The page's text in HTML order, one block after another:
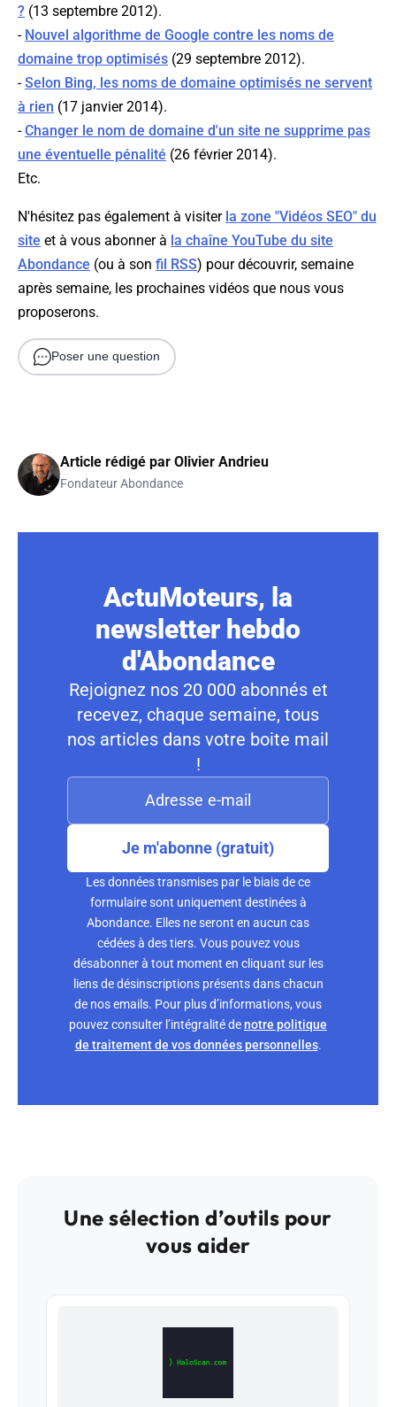
? (13 septembre 2012).
- Nouvel algorithme de Google contre les noms de
domaine trop optimisés (29 septembre 2012).
-Selon Bing, les noms de domaine optimisés ne servent
à rien (17 janvier 2014).
-Changer le nom de domaine d'un site ne supprime pas
une éventuelle pénalité (26 février 2014).
Etc.
N'hésitez pas également à visiter la zone "Vidéos SEO" du
site et à vous abonner à la chaîne YouTube du site
Abondance (ou à son fil RSS) pour découvrir, semaine
après semaine, les prochaines vidéos que nous vous
proposerons.
Poser une question
Article rédigé par Olivier Andrieu
Fondateur Abondance
ActuMoteurs, la
newsletter hebdo
d'Abondance
Rejoignez nos 20 000 abonnés et
recevez, chaque semaine, tous
nos articles dans votre boite mail
!
Je m'abonne (gratuit)
Les données transmises par le biais de ce
formulaire sont uniquement destinées à
Abondance. Elles ne seront en aucun cas
cédées à des tiers. Vous pouvez vous
désabonner à tout moment en cliquant sur les
liens de désinscriptions présents dans chacun
de nos emails. Pour plus d’informations, vous
pouvez consulter l’intégralité denotre politique
de traitement de vos données personnelles.
Une sélection d’outils pour
vous aider